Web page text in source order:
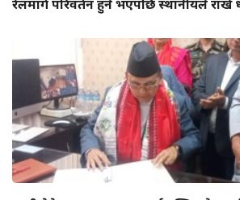
रेलमार्ग परिवर्तन हुने भएपछि स्थानीयले राखे